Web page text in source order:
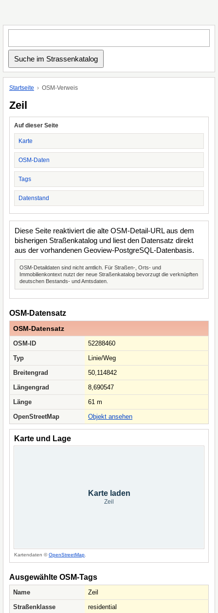
Startseite OSM-Verweis
Zeil
Auf dieser Seite
Karte
OSM-Daten
Tags
Datenstand
Diese Seite reaktiviert die alte OSM-Detail-URL aus dem
bisherigen Straßenkatalog und liest den Datensatz direkt
aus der vorhandenen Geoview-PostgreSQL-Datenbasis.
OSM-Detaildaten sind nicht amtlich. Für Straßen-, Orts- und
Immobilienkontext nutzt der neue Straßenkatalog bevorzugt die verknüpften
deutschen Bestands- und Amtsdaten.
OSM-Datensatz
OSM-Datensatz
OSM-ID
52288460
Typ
Linie/Weg
Breitengrad
50,114842
Längengrad
8,690547
Länge
61 m
OpenStreetMap
Objekt ansehen
Karte und Lage
Karte laden
Zeil
Kartendaten ©OpenStreetMap
Ausgewählte OSM-Tags
Name
Zeil
Straßenklasse
residential